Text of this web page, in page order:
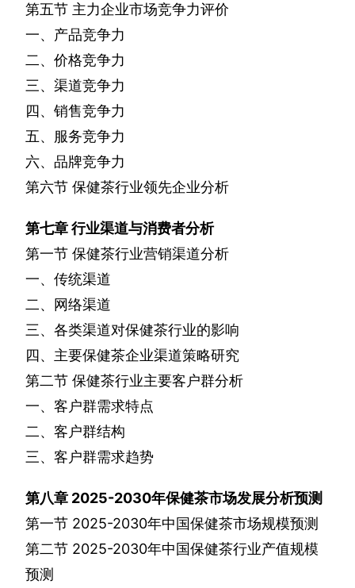
第五节 主力企业市场竞争力评价
一、产品竞争力
二、价格竞争力
三、渠道竞争力
四、销售竞争力
五、服务竞争力
六、品牌竞争力
第六节 保健茶行业领先企业分析
第七章行业渠道与消费者分析
第一节 保健茶行业营销渠道分析
一、传统渠道
二、网络渠道
三、各类渠道对保健茶行业的影响
四、主要保健茶企业渠道策略研究
第二节 保健茶行业主要客户群分析
一、客户群需求特点
二、客户群结构
三、客户群需求趋势
第八章 2025-2030年保健茶市场发展分析预测
第一节 2025-2030年中国保健茶市场规模预测
第二节 2025-2030年中国保健茶行业产值规模
预测